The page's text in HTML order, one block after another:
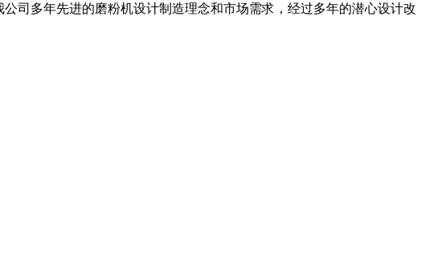
司多年先进的磨粉机设计制造理念和市场需求，经过多年的潜心设计改